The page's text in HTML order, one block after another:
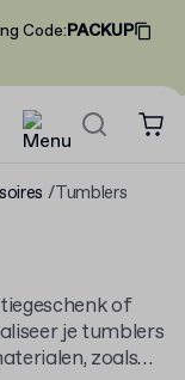
Code:PACKUP
Tumblers
of
je tumblers
zoals